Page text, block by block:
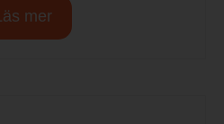
mer